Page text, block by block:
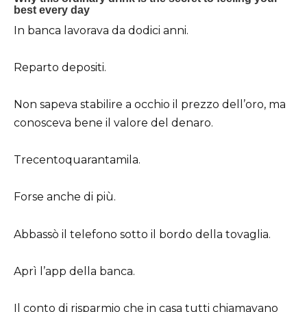
In banca lavorava da dodici anni.
Reparto depositi.
Non sapeva stabilire a occhio il prezzo dell’oro, ma
conosceva bene il valore del denaro.
Trecentoquarantamila.
Forse anche di più.
Abbassò il telefono sotto il bordo della tovaglia.
Aprì l’app della banca.
Il conto di risparmio che in casa tutti chiamavano